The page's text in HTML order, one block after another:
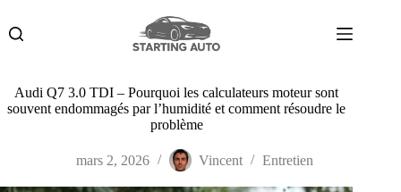
contenu
Audi Q7 3.0 TDI – Pourquoi les calculateurs moteur sont
souvent endommagés par l’humidité et comment résoudre le
problème
mars 2, 2026 Vincent Entretien